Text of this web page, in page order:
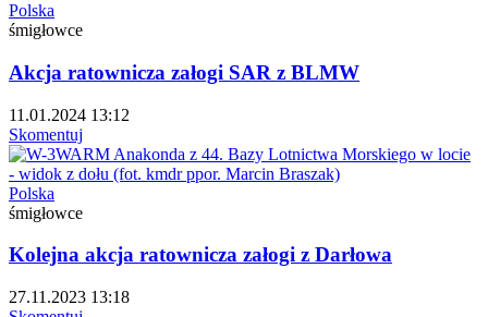
Polska
śmigłowce
Akcja ratownicza załogi SAR z BLMW
11.01.2024 13:12
Skomentuj
Polska
śmigłowce
Kolejna akcja ratownicza załogi z Darłowa
27.11.2023 13:18